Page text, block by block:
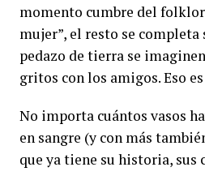
momento cumbre del
mujer”, el resto se completa
pedazo de tierra se
gritos con los amigos. Eso
No importa cuántos vasos
en sangre (y con más
que ya tiene su historia, sus